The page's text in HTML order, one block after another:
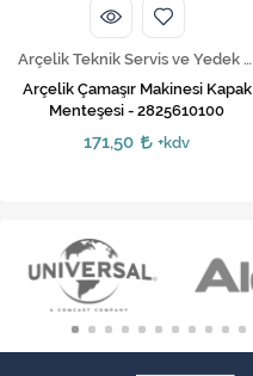
Arçelik Teknik Servis ve Yedek Parça Hizmetleri
Arçelik Çamaşır Makinesi Kapak
Menteşesi - 2825610100
171,50 +kdv